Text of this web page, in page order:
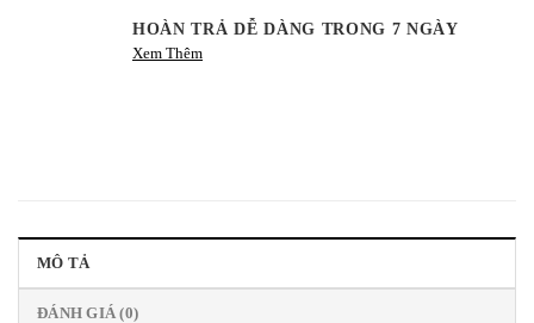
HOÀN TRẢ DỄ DÀNG TRONG 7 NGÀY
Xem Thêm
MÔ TẢ
ĐÁNH GIÁ (0)